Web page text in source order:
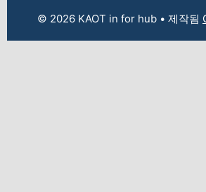
© 2026 KAOT in for hub • 제작됨